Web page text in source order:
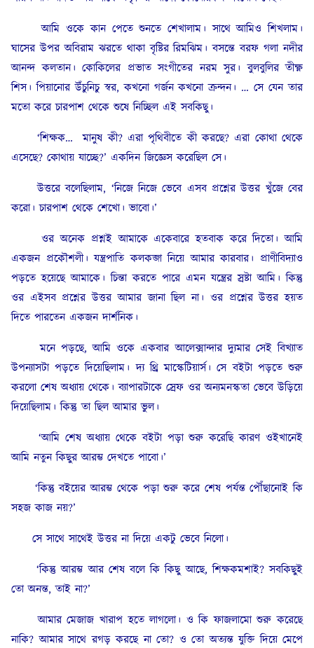
আমি ওকে কান পেতে শুনতে শেখালাম। সাথে আমিও শিখলাম।
ঘাসের উপর অবিরাম ঝরতে থাকা বৃষ্টির রিমঝিম। বসন্তে বরফ গলা নদীর
আনন্দ কলতান। কোকিলের প্রভাত সংগীতের নরম সুর। বুলবুলির তীক্ষ্ণ
শিস। পিয়ানোর উঁচুনিচু স্বর, কখনো গর্জন কখনো ক্রন্দন। … সে যেন তার
মতো করে চারপাশ থেকে শুষে নিচ্ছিল এই সবকিছু।
‘শিক্ষক… মানুষ কী? এরা পৃথিবীতে কী করছে? এরা কোথা থেকে
এসেছে? কোথায় যাচ্ছে?’ একদিন জিজ্ঞেস করেছিল সে।
উত্তরে বলেছিলাম, ‘নিজে নিজে ভেবে এসব প্রশ্নের উত্তর খুঁজে বের
করো। চারপাশ থেকে শেখো। ভাবো।’
ওর অনেক প্রশ্নই আমাকে একেবারে হতবাক করে দিতো। আমি
একজন প্রকৌশলী। যন্ত্রপাতি কলকব্জা নিয়ে আমার কারবার। প্রাণীবিদ্যাও
পড়তে হয়েছে আমাকে। চিন্তা করতে পারে এমন যন্ত্রের স্রষ্টা আমি। কিন্তু
ওর এইসব প্রশ্নের উত্তর আমার জানা ছিল না। ওর প্রশ্নের উত্তর হয়ত
দিতে পারতেন একজন দার্শনিক।
মনে পড়ছে, আমি ওকে একবার আলেক্সান্দার দ্যুমার সেই বিখ্যাত
উপন্যাসটা পড়তে দিয়েছিলাম। দ্য থ্রি মাস্কেটিয়ার্স। সে বইটা পড়তে শুরু
করলো শেষ অধ্যায় থেকে। ব্যাপারটাকে স্রেফ ওর অন্যমনস্কতা ভেবে উড়িয়ে
দিয়েছিলাম। কিন্তু তা ছিল আমার ভুল।
‘আমি শেষ অধ্যায় থেকে বইটা পড়া শুরু করেছি কারণ ওইখানেই
আমি নতুন কিছুর আরম্ভ দেখতে পাবো।’
‘কিন্তু বইয়ের আরম্ভ থেকে পড়া শুরু করে শেষ পর্যন্ত পৌঁছানোই কি
সহজ কাজ নয়?’
সে সাথে সাথেই উত্তর না দিয়ে একটু ভেবে নিলো।
‘কিন্তু আরম্ভ আর শেষ বলে কি কিছু আছে, শিক্ষকমশাই? সবকিছুই
তো অনন্ত, তাই না?’
আমার মেজাজ খারাপ হতে লাগলো। ও কি ফাজলামো শুরু করেছে
নাকি? আমার সাথে রগড় করছে না তো? ও তো অত্যন্ত যুক্তি দিয়ে মেপে